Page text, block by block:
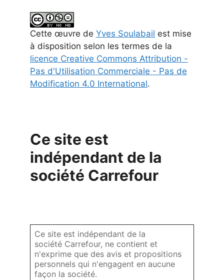
Cette œuvre de Yves Soulabail est mise
à disposition selon les termes de la
licence Creative Commons Attribution -
Pas d'Utilisation Commerciale - Pas de
Modification 4.0 International.
Ce site est
indépendant de la
société Carrefour
Ce site est indépendant de la
société Carrefour, ne contient et
n'exprime que des avis et propositions
personnels qui n'engagent en aucune
façon la société.